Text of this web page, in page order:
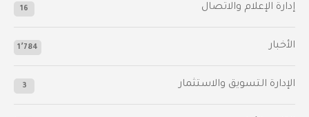
إدارة الإعلام والاتصال 16
الأخبار 1٬784
الإدارة التسويق والاستثمار 3